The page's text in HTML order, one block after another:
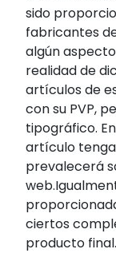
sido
fabricantes
algún
realidad de
artículos de
con su PVP,
tipográfico.
artículo
prevalecerá
ciertos
producto final.